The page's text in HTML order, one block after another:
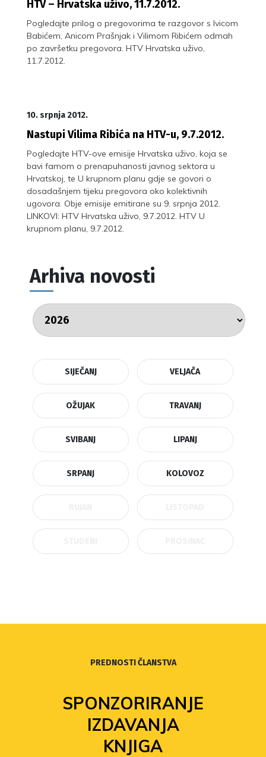
HTV – Hrvatska uživo, 11.7.2012.
Pogledajte prilog o pregovorima te razgovor s Ivicom
Babićem, Anicom Prašnjak i Vilimom Ribićem odmah
po završetku pregovora. HTV Hrvatska uživo,
11.7.2012.
10. srpnja 2012.
Nastupi Vilima Ribića na HTV-u, 9.7.2012.
Pogledajte HTV-ove emisije Hrvatska uživo, koja se
bavi famom o prenapuhanosti javnog sektora u
Hrvatskoj, te U krupnom planu gdje se govori o
dosadašnjem tijeku pregovora oko kolektivnih
ugovora. Obje emisije emitirane su 9. srpnja 2012.
LINKOVI: HTV Hrvatska uživo, 9.7.2012. HTV U
krupnom planu, 9.7.2012.
Arhiva novosti
SIJEČANJ VELJAČA
OŽUJAK TRAVANJ
SVIBANJ LIPANJ
SRPANJ KOLOVOZ
PREDNOSTI ČLANSTVA
SPONZORIRANJE
IZDAVANJA
KNJIGA